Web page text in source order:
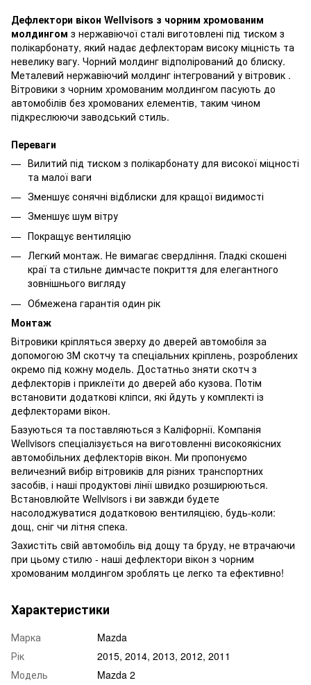
Дефлектори вікон Wellvisors з чорним хромованим
молдингом з нержавіючої сталі виготовлені під тиском з
полікарбонату, який надає дефлекторам високу міцність та
невелику вагу. Чорний молдинг відполірований до блиску.
Металевий нержавіючий молдинг інтегрований у вітровик .
Вітровики з чорним хромованим молдингом пасують до
автомобілів без хромованих елементів, таким чином
підкреслюючи заводський стиль.
Переваги
Вилитий під тиском з полікарбонату для високої міцності
та малої ваги
Зменшує сонячні відблиски для кращої видимості
Зменшує шум вітру
Покращує вентиляцію
Легкий монтаж. Не вимагає свердління. Гладкі скошені
краї та стильне димчасте покриття для елегантного
зовнішнього вигляду
Обмежена гарантія один рік
Монтаж
Вітровики кріпляться зверху до дверей автомобіля за
допомогою 3М скотчу та спеціальних кріплень, розроблених
окремо під кожну модель. Достатньо зняти скотч з
дефлекторів і приклеїти до дверей або кузова. Потім
встановити додаткові кліпси, які йдуть у комплекті із
дефлекторами вікон.
Базуються та поставляються з Каліфорнії. Компанія
Wellvisors спеціалізується на виготовленні високоякісних
автомобільних дефлекторів вікон. Ми пропонуємо
величезний вибір вітровиків для різних транспортних
засобів, і наші продуктові лінії швидко розширюються.
Встановлюйте Wellvisors і ви завжди будете
насолоджуватися додатковою вентиляцією, будь-коли:
дощ, сніг чи літня спека.
Захистіть свій автомобіль від дощу та бруду, не втрачаючи
при цьому стилю - наші дефлектори вікон з чорним
хромованим молдингом зроблять це легко та ефективно!
Характеристики
Марка
Mazda
Рік
2015, 2014, 2013, 2012, 2011
Модель
Mazda 2